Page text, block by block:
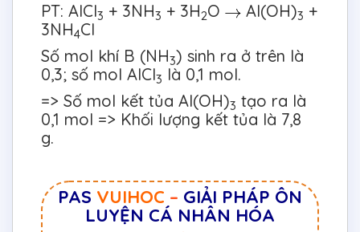
PT: AlCl3 + 3NH3 + 3H2O Al(OH)3 +
3NH4Cl
Số mol khí B (NH3) sinh ra ở trên là
0,3; số mol AlCl3 là 0,1 mol.
=> Số mol kết tủa Al(OH)3 tạo ra là
0,1 mol => Khối lượng kết tủa là 7,8
g.
PAS VUIHOC – GIẢI PHÁP ÔN
LUYỆN CÁ NHÂN HÓA